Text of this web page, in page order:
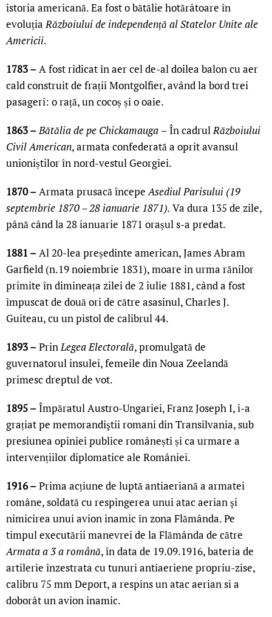
istoria americană. Ea fost o bătălie hotărâtoare în
evoluțiaRăzboiului de independență al Statelor Unite ale
Americii.
1783 –A fost ridicat în aer cel de-al doilea balon cu aer
cald construit de frații Montgolfier, având la bord trei
pasageri: o rață, un cocoș și o oaie.
1863 –Bătălia de pe Chickamauga – În cadrulRăzboiului
Civil American, armata confederată a oprit avansul
unioniștilor în nord-vestul Georgiei.
1870 –Armata prusacă începeAsediul Parisului (19
septembrie 1870 – 28 ianuarie 1871). Va dura 135 de zile,
până când la 28 ianuarie 1871 orașul s-a predat.
1881 –Al 20-lea președinte american, James Abram
Garfield (n.19 noiembrie 1831), moare in urma rănilor
primite în dimineața zilei de 2 iulie 1881, când a fost
împuscat de două ori de către asasinul, Charles J.
Guiteau, cu un pistol de calibrul 44.
1893 –PrinLegea Electorală, promulgată de
guvernatorul insulei, femeile din Noua Zeelandă
primesc dreptul de vot.
1895 –Împăratul Austro-Ungariei, Franz Joseph I, i-a
grațiat pe memorandiştii romani din Transilvania, sub
presiunea opiniei publice românești și ca urmare a
intervențiilor diplomatice ale României.
1916 –Prima acțiune de luptă antiaeriană a armatei
române, soldată cu respingerea unui atac aerian şi
nimicirea unui avion inamic în zona Flămânda. Pe
timpul executării manevrei de la Flămânda de către
Armata a 3 a română, în data de 19.09.1916, bateria de
artilerie înzestrata cu tunuri antiaeriene propriu-zise,
calibru 75 mm Deport, a respins un atac aerian si a
doborât un avion inamic.